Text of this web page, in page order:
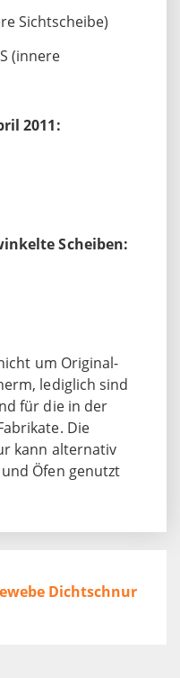
Sichtscheibe)
(innere
2011:
Scheiben:
um Original-
lediglich sind
für die in der
Die
kann alternativ
Öfen genutzt
Dichtschnur